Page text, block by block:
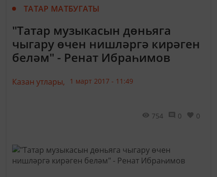
ТАТАР МАТБУГАТЫ
"Татар музыкасын дөньяга
чыгару өчен нишләргә кирәген
беләм" - Ренат Ибраһимов
Казан утлары, 1 март 2017 - 11:49
754 0 0